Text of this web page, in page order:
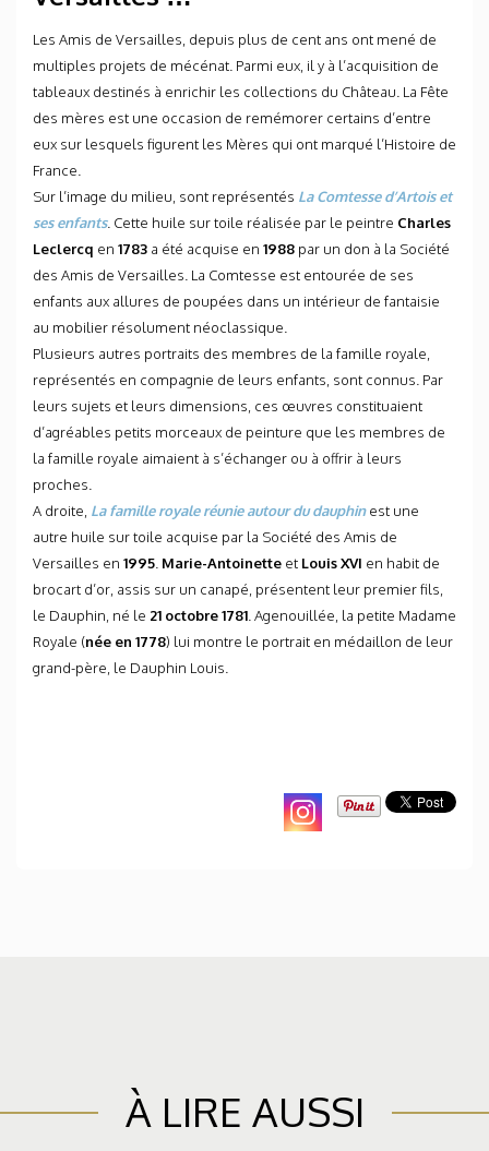
Les Amis de Versailles, depuis plus de cent ans ont mené de
multiples projets de mécénat. Parmi eux, il y à l’acquisition de
tableaux destinés à enrichir les collections du Château. La Fête
des mères est une occasion de remémorer certains d’entre
eux sur lesquels figurent les Mères qui ont marqué l’Histoire de
France.
Sur l’image du milieu, sont représentés La Comtesse d’Artois et
ses enfants. Cette huile sur toile réalisée par le peintre Charles
Leclercq en 1783 a été acquise en 1988 par un don à la Société
des Amis de Versailles. La Comtesse est entourée de ses
enfants aux allures de poupées dans un intérieur de fantaisie
au mobilier résolument néoclassique.
Plusieurs autres portraits des membres de la famille royale,
représentés en compagnie de leurs enfants, sont connus. Par
leurs sujets et leurs dimensions, ces œuvres constituaient
d’agréables petits morceaux de peinture que les membres de
la famille royale aimaient à s’échanger ou à offrir à leurs
proches.
A droite, La famille royale réunie autour du dauphinest une
autre huile sur toile acquise par la Société des Amis de
Versailles en 1995 Marie-Antoinette et Louis XVI en habit de
brocart d’or, assis sur un canapé, présentent leur premier fils,
le Dauphin, né le 21 octobre 1781 . Agenouillée, la petite Madame
Royale (née en 1778) lui montre le portrait en médaillon de leur
grand-père, le Dauphin Louis.
À LIRE AUSSI